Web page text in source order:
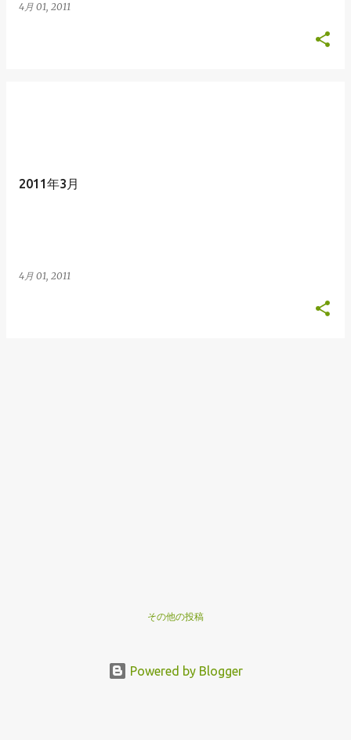
4月 01, 2011
2011年3月
4月 01, 2011
その他の投稿
Powered by Blogger